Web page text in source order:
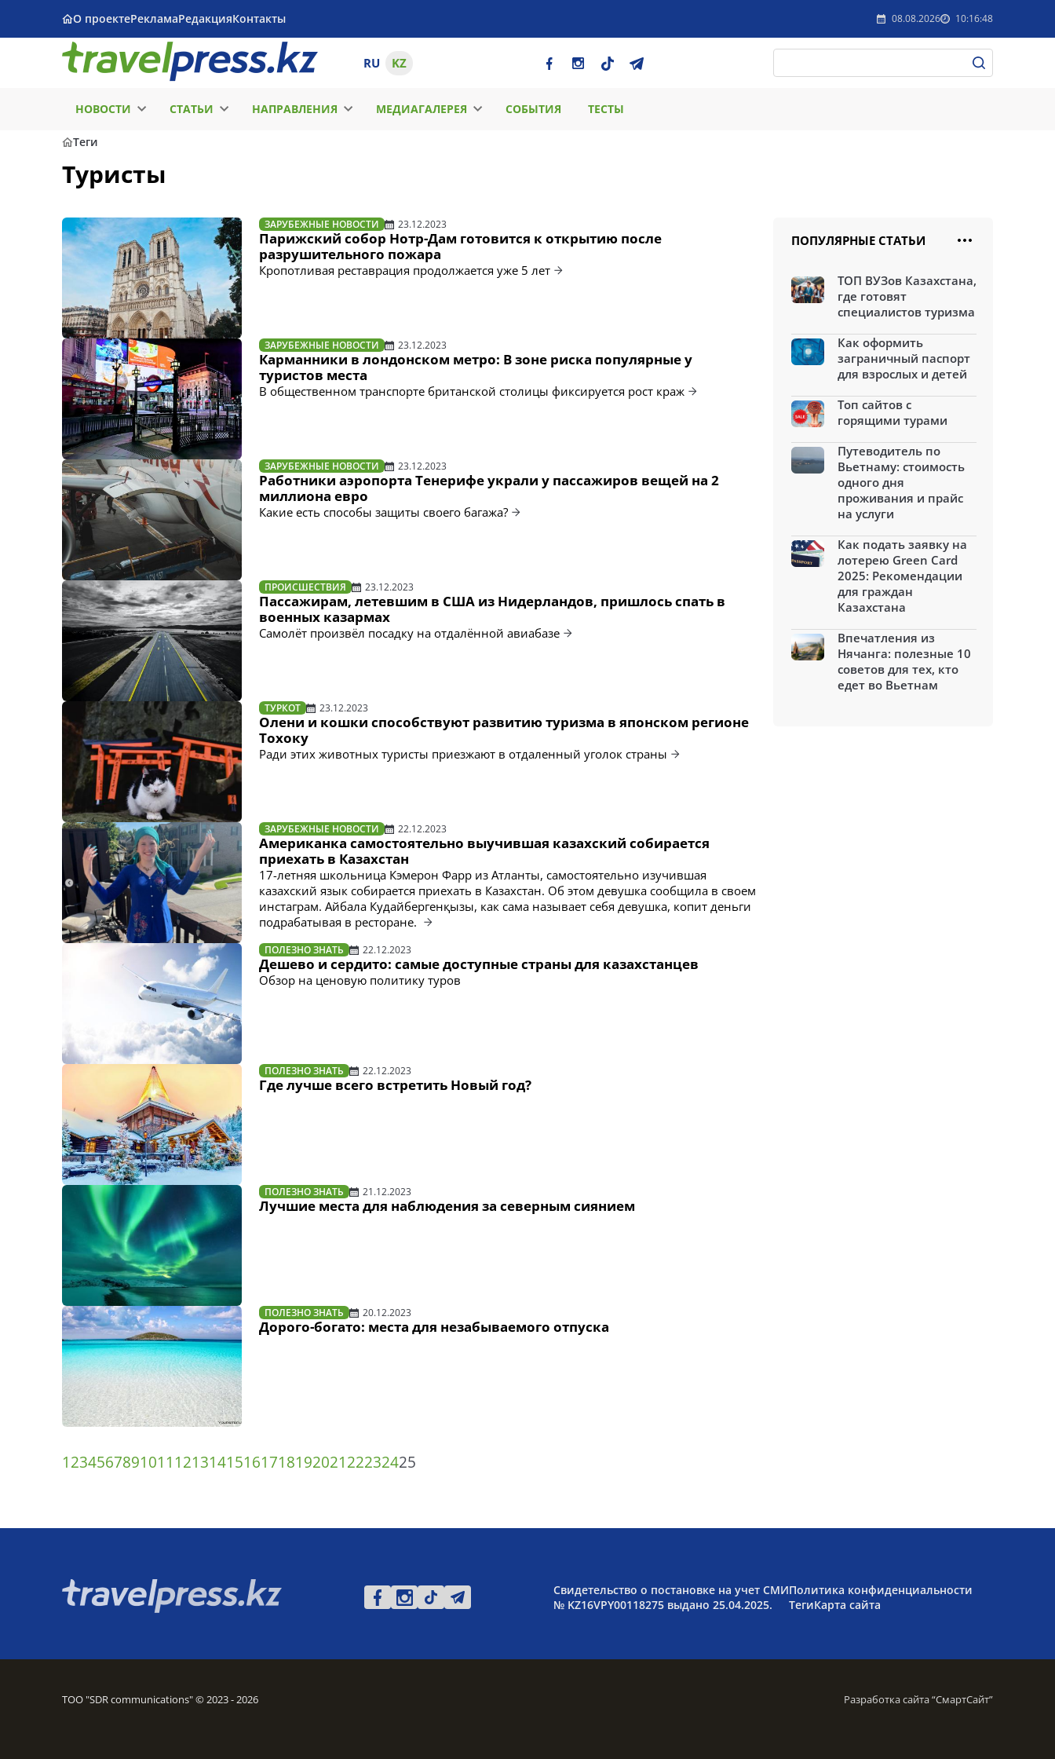
О проектеРекламаРедакцияКонтакты 08.08.2026 10:16:48
RU KZ
НОВОСТИ СТАТЬИ НАПРАВЛЕНИЯ МЕДИАГАЛЕРЕЯ СОБЫТИЯ ТЕСТЫ
Теги
Туристы
ЗАРУБЕЖНЫЕ НОВОСТИ 23.12.2023
Парижский собор Нотр-Дам готовится к открытию после
разрушительного пожара
Кропотливая реставрация продолжается уже 5 лет
ЗАРУБЕЖНЫЕ НОВОСТИ 23.12.2023
Карманники в лондонском метро: В зоне риска популярные у
туристов места
В общественном транспорте британской столицы фиксируется рост краж
ЗАРУБЕЖНЫЕ НОВОСТИ 23.12.2023
Работники аэропорта Тенерифе украли у пассажиров вещей на 2
миллиона евро
Какие есть способы защиты своего багажа?
ПРОИСШЕСТВИЯ 23.12.2023
Пассажирам, летевшим в США из Нидерландов, пришлось спать в
военных казармах
Самолёт произвёл посадку на отдалённой авиабазе
ТУРКОТ 23.12.2023
Олени и кошки способствуют развитию туризма в японском регионе
Тохоку
Ради этих животных туристы приезжают в отдаленный уголок страны
ЗАРУБЕЖНЫЕ НОВОСТИ 22.12.2023
Американка самостоятельно выучившая казахский собирается
приехать в Казахстан
17-летняя школьница Кэмерон Фарр из Атланты, самостоятельно изучившая
казахский язык собирается приехать в Казахстан. Об этом девушка сообщила в своем
инстаграм. Айбала Кудайбергенқызы, как сама называет себя девушка, копит деньги
подрабатывая в ресторане.
ПОЛЕЗНО ЗНАТЬ 22.12.2023
Дешево и сердито: самые доступные страны для казахстанцев
Обзор на ценовую политику туров
ПОЛЕЗНО ЗНАТЬ 22.12.2023
Где лучше всего встретить Новый год?
ПОЛЕЗНО ЗНАТЬ 21.12.2023
Лучшие места для наблюдения за северным сиянием
ПОЛЕЗНО ЗНАТЬ 20.12.2023
Дорого-богато: места для незабываемого отпуска
1234567891011 1213141516171819202122232425
ПОПУЛЯРНЫЕ СТАТЬИ
ТОП ВУЗов Казахстана,
где готовят
специалистов туризма
Как оформить
заграничный паспорт
для взрослых и детей
Топ сайтов с
горящими турами
Путеводитель по
Вьетнаму: стоимость
одного дня
проживания и прайс
на услуги
Как подать заявку на
лотерею Green Card
2025: Рекомендации
для граждан
Казахстана
Впечатления из
Нячанга: полезные 10
советов для тех, кто
едет во Вьетнам
Свидетельство о постановке на учет СМИ
№ KZ16VPY00118275 выдано 25.04.2025.
Политика конфиденциальности
ТегиКарта сайта
ТОО "SDR communications" © 2023 - 2026 Разработка сайта “СмартСайт”